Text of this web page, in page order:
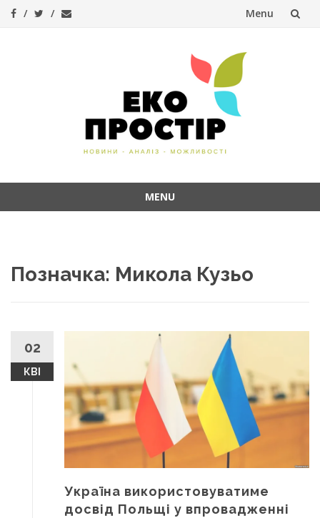
Menu
MENU
Позначка: Микола Кузьо
02
КВІ
Україна використовуватиме
досвід Польщі у впровадженні